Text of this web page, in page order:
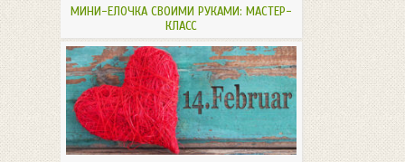
МИНИ-ЕЛОЧКА СВОИМИ РУКАМИ: МАСТЕР-
КЛАСС